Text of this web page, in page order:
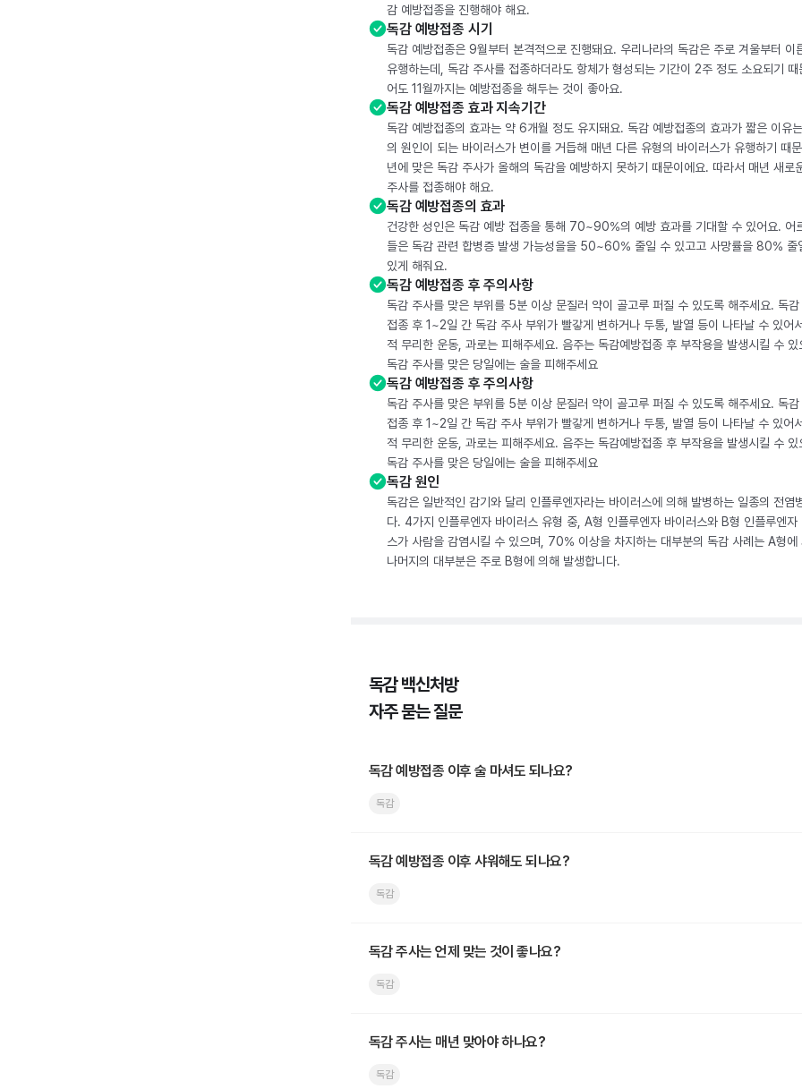
감 예방접종을 진행해야 해요.
독감 예방접종 시기
독감 예방접종은 9월부터 본격적으로 진행돼요. 우리나라의 독감은 주로 겨울부터 이
유행하는데, 독감 주사를 접종하더라도 항체가 형성되는 기간이 2주 정도 소요되기 때
어도 11월까지는 예방접종을 해두는 것이 좋아요.
독감 예방접종 효과 지속기간
독감 예방접종의 효과는 약 6개월 정도 유지돼요. 독감 예방접종의 효과가 짧은 이유
의 원인이 되는 바이러스가 변이를 거듭해 매년 다른 유형의 바이러스가 유행하기 때
년에 맞은 독감 주사가 올해의 독감을 예방하지 못하기 때문이에요. 따라서 매년 새로
주사를 접종해야 해요.
독감 예방접종의 효과
건강한 성인은 독감 예방 접종을 통해 70~90%의 예방 효과를 기대할 수 있어요. 어
들은 독감 관련 합병증 발생 가능성을을 50~60% 줄일 수 있고고 사망률을 80% 줄
있게 해줘요.
독감 예방접종 후 주의사항
독감 주사를 맞은 부위를 5분 이상 문질러 약이 골고루 퍼질 수 있도록 해주세요. 독감
접종 후 1~2일 간 독감 주사 부위가 빨갛게 변하거나 두통, 발열 등이 나타날 수 있어
적 무리한 운동, 과로는 피해주세요. 음주는 독감예방접종 후 부작용을 발생시킬 수 있
독감 주사를 맞은 당일에는 술을 피해주세요
독감 예방접종 후 주의사항
독감 주사를 맞은 부위를 5분 이상 문질러 약이 골고루 퍼질 수 있도록 해주세요. 독감
접종 후 1~2일 간 독감 주사 부위가 빨갛게 변하거나 두통, 발열 등이 나타날 수 있어
적 무리한 운동, 과로는 피해주세요. 음주는 독감예방접종 후 부작용을 발생시킬 수 있
독감 주사를 맞은 당일에는 술을 피해주세요
독감 원인
독감은 일반적인 감기와 달리 인플루엔자라는 바이러스에 의해 발병하는 일종의 전염
다. 4가지 인플루엔자 바이러스 유형 중, A형 인플루엔자 바이러스와 B형 인플루엔자
스가 사람을 감염시킬 수 있으며, 70% 이상을 차지하는 대부분의 독감 사례는 A형에
나머지의 대부분은 주로 B형에 의해 발생합니다.
독감 백신처방
자주 묻는 질문
독감 예방접종 이후 술 마셔도 되나요?
독감
독감 예방접종 이후 샤워해도 되나요?
독감
독감 주사는 언제 맞는 것이 좋나요?
독감
독감 주사는 매년 맞아야 하나요?
독감